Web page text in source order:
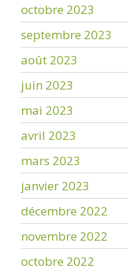
octobre 2023
septembre 2023
août 2023
juin 2023
mai 2023
avril 2023
mars 2023
janvier 2023
décembre 2022
novembre 2022
octobre 2022